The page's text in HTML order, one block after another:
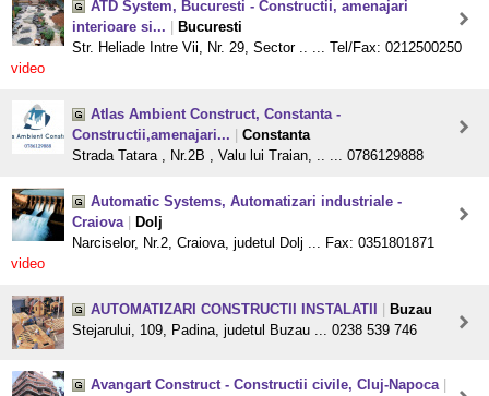
ATD System, Bucuresti - Constructii, amenajari
interioare si...
Bucuresti
Str. Heliade Intre Vii, Nr. 29, Sector .. ... Tel/Fax: 0212500250
video
Atlas Ambient Construct, Constanta -
Constructii,amenajari...
Constanta
Strada Tatara , Nr.2B , Valu lui Traian, .. ... 0786129888
Automatic Systems, Automatizari industriale -
Craiova
Dolj
Narciselor, Nr.2, Craiova, judetul Dolj ... Fax: 0351801871
video
AUTOMATIZARI CONSTRUCTII INSTALATII
Buzau
Stejarului, 109, Padina, judetul Buzau ... 0238 539 746
Avangart Construct - Constructii civile, Cluj-Napoca